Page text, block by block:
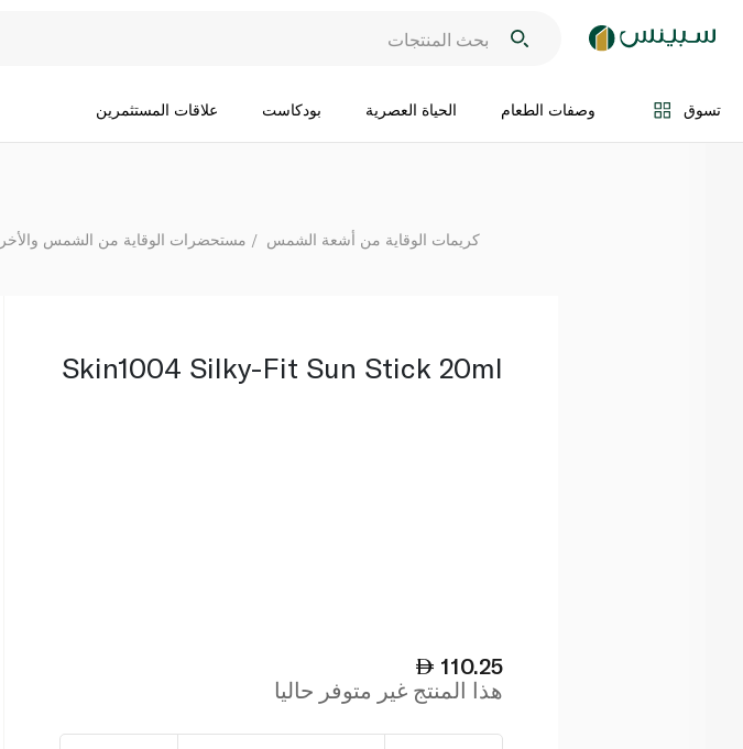
تسوق وصفات الطعام الحياة العصرية بودكاست علاقات المستثمرين
اضف الى السلة
مستحضرات الوقاية من الشمس
كريمات الوقاية من أشعة الشمس
Skin1004 Silky-Fit Sun Stick 20ml
110.25
هذا المنتج غير متوفر حاليا